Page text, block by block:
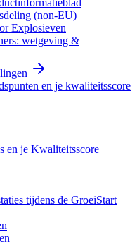
(non-EU)
Explosieven
wetgeving &
en je kwaliteitsscore
en je Kwaliteitsscore
tijdens de GroeiStart